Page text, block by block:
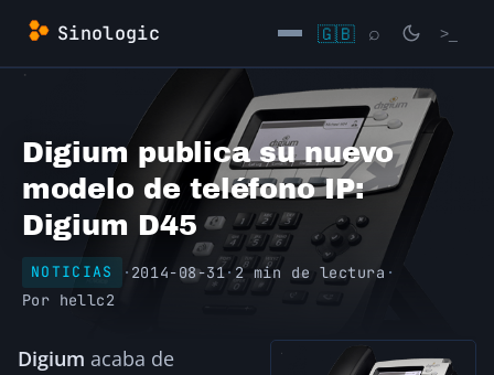
Saltar
contenido
Sinologic 🇬🇧 ⌕ >_
Digium publica su nuevo
modelo de teléfono IP:
Digium D45
NOTICIAS · 2014-08-31 · 2 min de lectura ·
Por hellc2
Digium acaba de